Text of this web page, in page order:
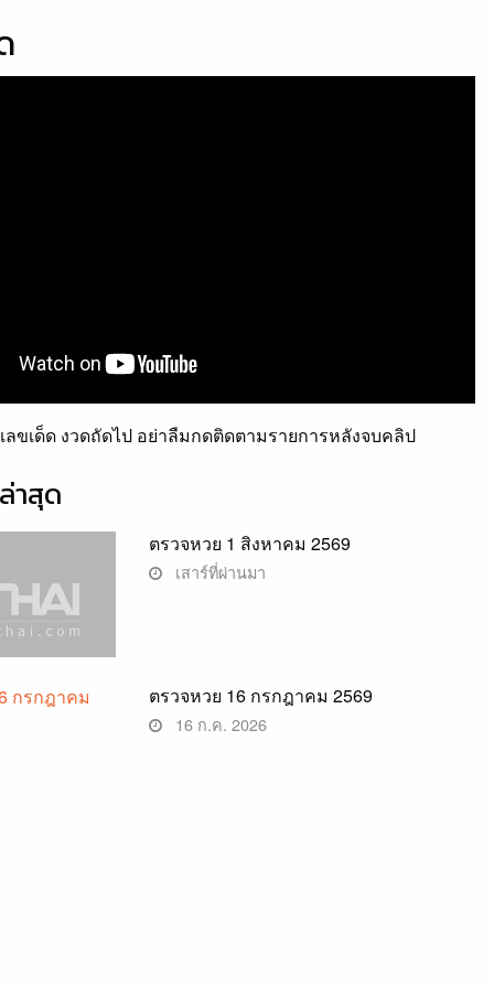
ลขเด็ด งวดถัดไป อย่าลืมกดติดตามรายการหลังจบคลิป
าสุด
ตรวจหวย 1 สิงหาคม 2569
เสาร์ที่ผ่านมา
ตรวจหวย 16 กรกฎาคม 2569
16 ก.ค. 2026